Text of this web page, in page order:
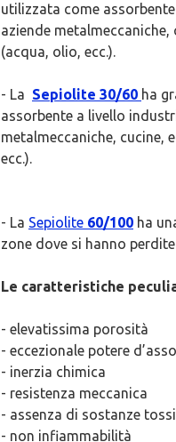
utilizzata come
aziende
(acqua, olio, ecc.).
- La Sepiolite 30/60 ha
assorbente a livello
metalmeccaniche,
ecc.).
- La Sepiolite 60/100 ha
zone dove si hanno
Le caratteristiche
- elevatissima porosità
- eccezionale potere
- inerzia chimica
- resistenza meccanica
- assenza di sostanze
- non infiammabilità